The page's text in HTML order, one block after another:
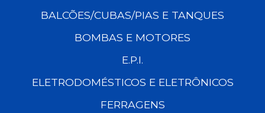
BALCÕES/CUBAS/PIAS E TANQUES
BOMBAS E MOTORES
E.P.I.
ELETRODOMÉSTICOS E ELETRÔNICOS
FERRAGENS